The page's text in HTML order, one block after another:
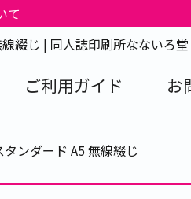
て
綴じ | 同人誌印刷所なないろ堂
ご利用ガイド お
タンダード A5 無線綴じ